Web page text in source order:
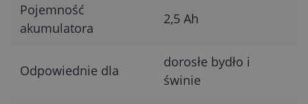
Pojemność
akumulatora
2,5 Ah
Odpowiednie dla
dorosłe bydło i
świnie